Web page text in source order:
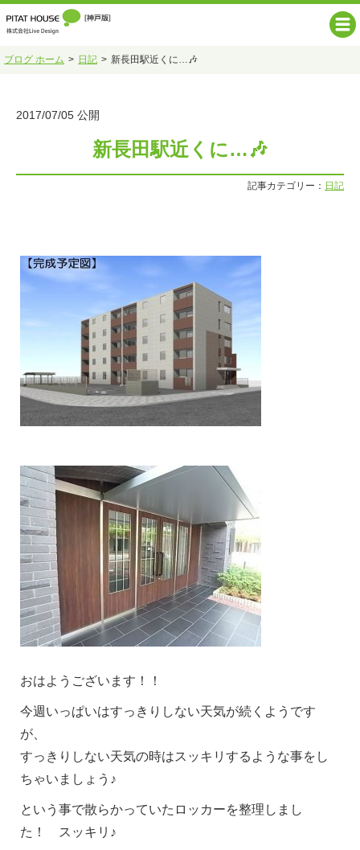
ブログ ホーム 日記 新長田駅近くに…🎶
2017/07/05 公開
新長田駅近くに…🎶
記事カテゴリー： 日記
おはようございます！！
今週いっぱいはすっきりしない天気が続くようです
が、
すっきりしない天気の時はスッキリするような事をし
ちゃいましょう♪
という事で散らかっていたロッカーを整理しまし
た！ スッキリ♪